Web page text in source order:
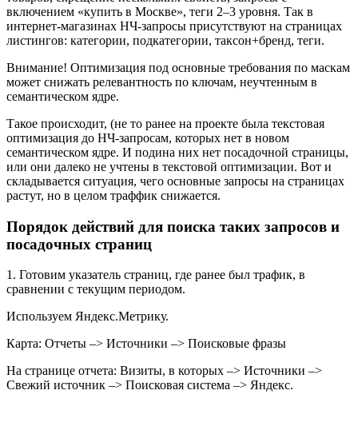
включением «купить в Москве», теги 2–3 уровня. Так в
интернет-магазинах НЧ-запросы присутствуют на страницах
листингов: категории, подкатегории, таксон+бренд, теги.
Внимание! Оптимизация под основные требования по маскам
может снижать релевантность по ключам, неучтенным в
семантическом ядре.
Такое происходит, (не то ранее на проекте была текстовая
оптимизация до НЧ-запросам, которых нет в новом
семантическом ядре. И подина них нет посадочной страницы,
или они далеко не учтены в текстовой оптимизации. Вот и
складывается ситуация, чего основные запросы на страницах
растут, но в целом траффик снижается.
Порядок действий для поиска таких запросов и
посадочных страниц
1. Готовим указатель страниц, где ранее был трафик, в
сравнении с текущим периодом.
Используем Яндекс.Метрику.
Карта: Отчеты –> Источники –> Поисковые фразы
На странице отчета: Визиты, в которых –> Источники –>
Свежий источник –> Поисковая система –> Яндекс.